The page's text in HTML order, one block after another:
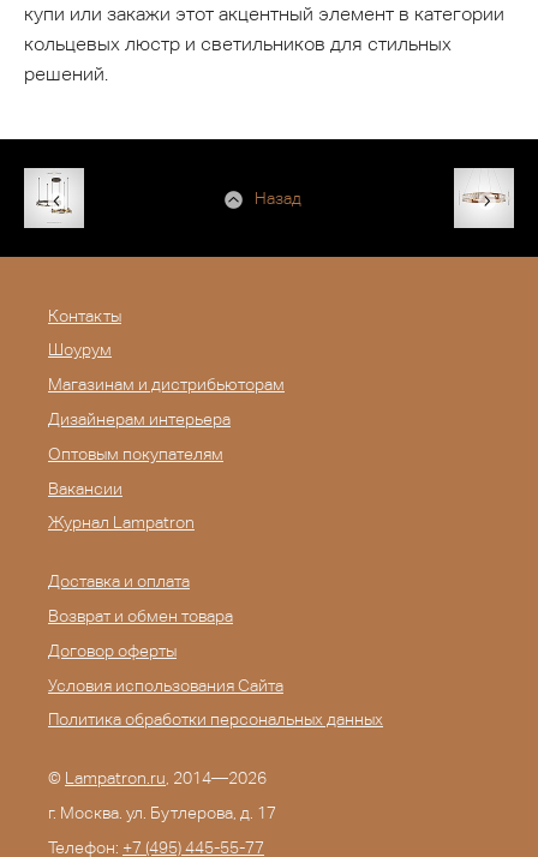
купи или закажи этот акцентный элемент в категории
кольцевых люстр и светильников для стильных
решений.
Назад
Контакты
Шоурум
Магазинам и дистрибьюторам
Дизайнерам интерьера
Оптовым покупателям
Вакансии
Журнал Lampatron
Доставка и оплата
Возврат и обмен товара
Договор оферты
Условия использования Сайта
Политика обработки персональных данных
© Lampatron.ru, 2014—2026
г. Москва. ул. Бутлерова, д. 17
Телефон: +7 (495) 445-55-77